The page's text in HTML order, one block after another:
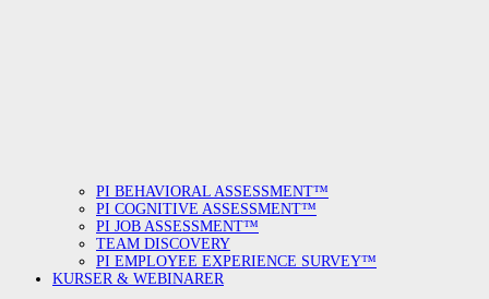
PI BEHAVIORAL ASSESSMENT™
PI COGNITIVE ASSESSMENT™
PI JOB ASSESSMENT™
TEAM DISCOVERY
PI EMPLOYEE EXPERIENCE SURVEY™
KURSER & WEBINARER